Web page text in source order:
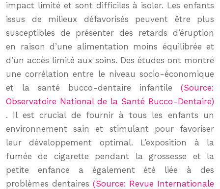
impact limité et sont difficiles à isoler. Les enfants
issus de milieux défavorisés peuvent être plus
susceptibles de présenter des retards d’éruption
en raison d’une alimentation moins équilibrée et
d’un accès limité aux soins. Des études ont montré
une corrélation entre le niveau socio-économique
et la santé bucco-dentaire infantile (Source:
Observatoire National de la Santé Bucco-Dentaire)
. Il est crucial de fournir à tous les enfants un
environnement sain et stimulant pour favoriser
leur développement optimal. L’exposition à la
fumée de cigarette pendant la grossesse et la
petite enfance a également été liée à des
problèmes dentaires (Source: Revue Internationale